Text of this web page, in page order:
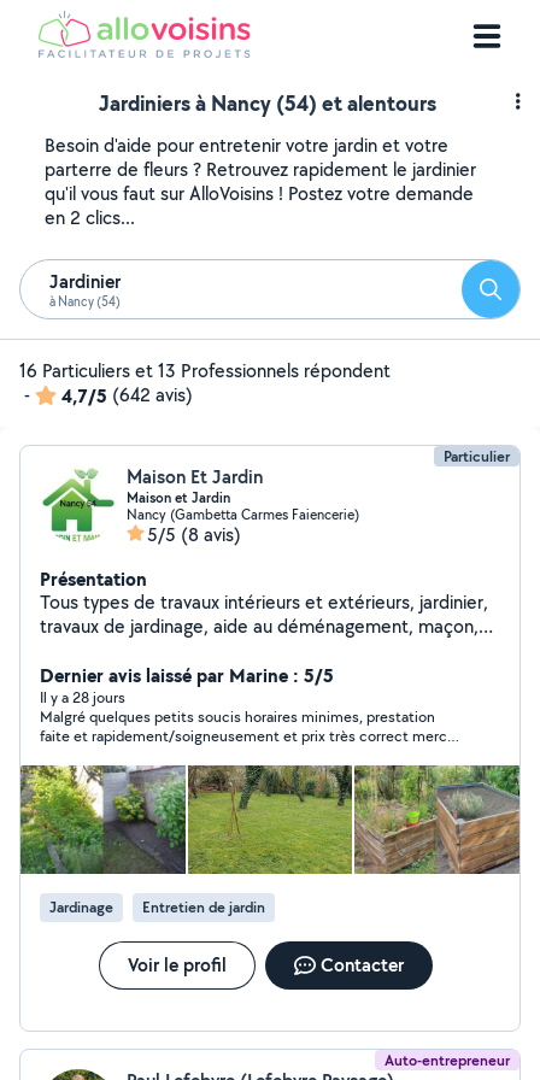
Jardiniers à Nancy (54) et alentours
Besoin d'aide pour entretenir votre jardin et votre
parterre de fleurs ? Retrouvez rapidement le jardinier
qu'il vous faut sur AlloVoisins ! Postez votre demande
en 2 clics...
Jardinier
à Nancy (54)
16 Particuliers et 13 Professionnels répondent
-
4,7/5 (642 avis)
Particulier
Maison Et Jardin
Maison et Jardin
Nancy (Gambetta Carmes Faiencerie)
5/5 (8 avis)
Présentation
Tous types de travaux intérieurs et extérieurs, jardinier,
travaux de jardinage, aide au déménagement, maçon,
alentours. Cordialement
Dernier avis laissé par Marine : 5/5
Il y a 28 jours
Malgré quelques petits soucis horaires minimes, prestation
faite et rapidement/soigneusement et prix très correct merci
Jardinage Entretien de jardin
Voir le profil Contacter
Auto-entrepreneur